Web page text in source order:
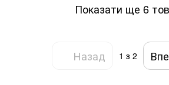
Показати ще 6
Назад 1 з 2